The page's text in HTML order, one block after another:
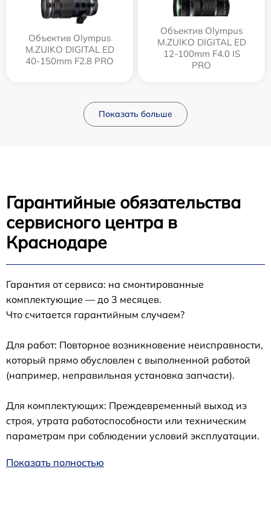
Объектив Olympus
M.ZUIKO DIGITAL ED
40-150mm F2.8 PRO
Объектив Olympus
M.ZUIKO DIGITAL ED
12‑100mm F4.0 IS
PRO
Показать больше
Гарантийные обязательства
сервисного центра в
Краснодаре
Гарантия от сервиса: на смонтированные
комплектующие — до 3 месяцев.
Что считается гарантийным случаем?
Для работ: Повторное возникновение неисправности,
который прямо обусловлен с выполненной работой
(например, неправильная установка запчасти).
Для комплектующих: Преждевременный выход из
строя, утрата работоспособности или техническим
параметрам при соблюдении условий эксплуатации.
Показать полностью